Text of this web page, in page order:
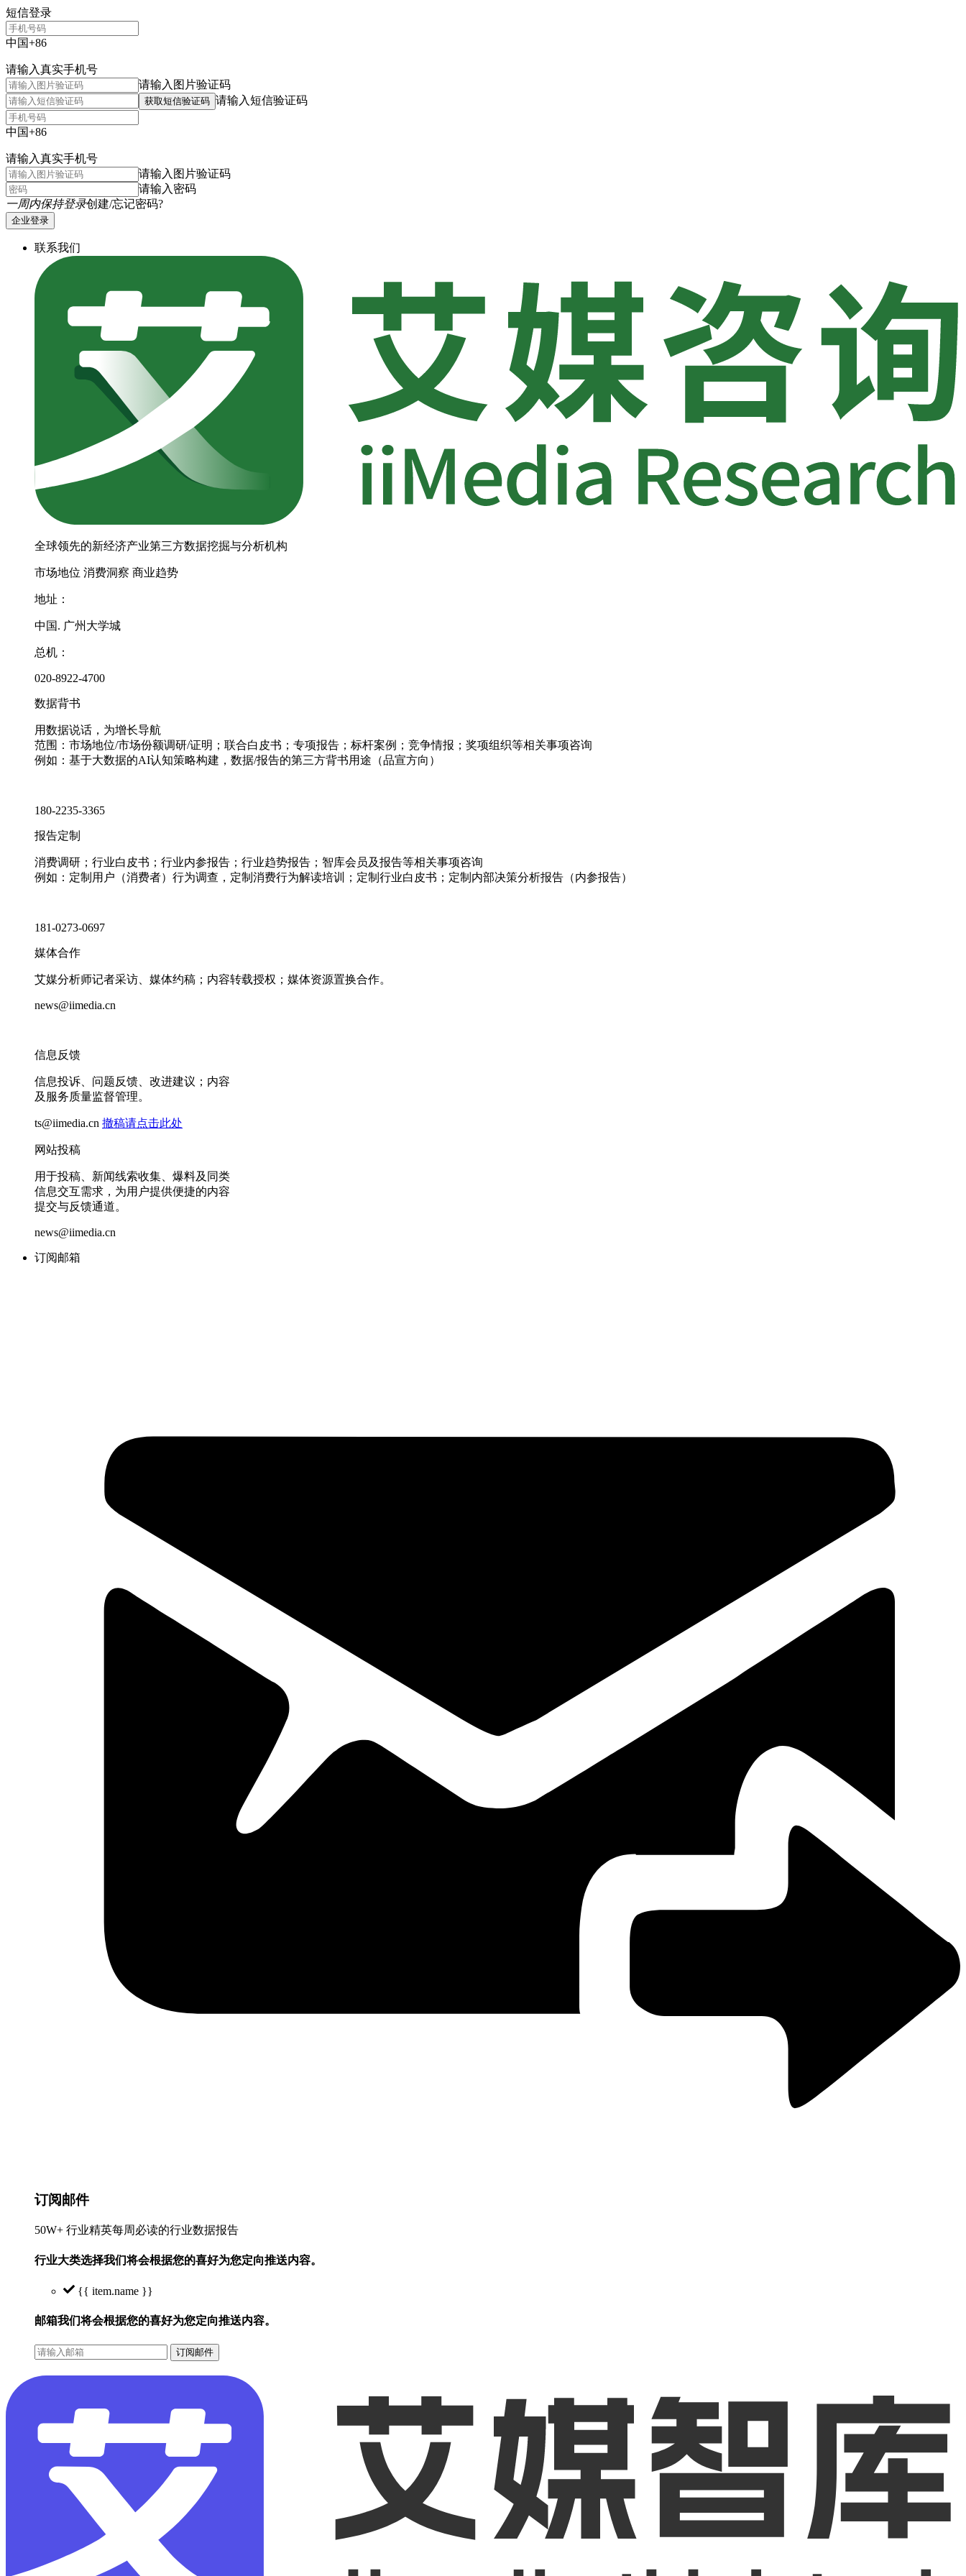
短信登录
中国+86
请输入真实手机号
请输入图片验证码
获取短信验证码 请输入短信验证码
中国+86
请输入真实手机号
请输入图片验证码
请输入密码
一周内保持登录创建/忘记密码?
企业登录
联系我们
全球领先的新经济产业第三方数据挖掘与分析机构
市场地位 消费洞察 商业趋势
地址：
中国. 广州大学城
总机：
020-8922-4700
数据背书
用数据说话，为增长导航
范围：市场地位/市场份额调研/证明；联合白皮书；专项报告；标杆案例；竞争情报；奖项组织等相关事项咨询
例如：基于大数据的AI认知策略构建，数据/报告的第三方背书用途（品宣方向）
180-2235-3365
报告定制
消费调研；行业白皮书；行业内参报告；行业趋势报告；智库会员及报告等相关事项咨询
例如：定制用户（消费者）行为调查，定制消费行为解读培训；定制行业白皮书；定制内部决策分析报告（内参报告）
181-0273-0697
媒体合作
艾媒分析师记者采访、媒体约稿；内容转载授权；媒体资源置换合作。
news@iimedia.cn
信息反馈
信息投诉、问题反馈、改进建议；内容
及服务质量监督管理。
ts@iimedia.cn 撤稿请点击此处
网站投稿
用于投稿、新闻线索收集、爆料及同类
信息交互需求，为用户提供便捷的内容
提交与反馈通道。
news@iimedia.cn
订阅邮箱
订阅邮件
50W+ 行业精英每周必读的行业数据报告
行业大类选择我们将会根据您的喜好为您定向推送内容。
{{ item.name }}
邮箱我们将会根据您的喜好为您定向推送内容。
订阅邮件